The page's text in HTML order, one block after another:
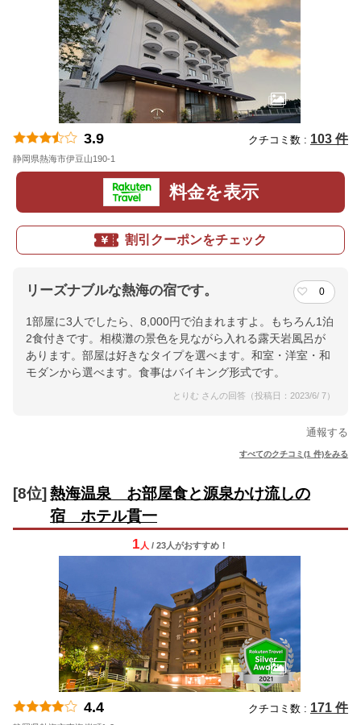
3.9 クチコミ数 : 103 件
静岡県熱海市伊豆山190-1
料金を表示
割引クーポンをチェック
リーズナブルな熱海の宿です。 0
1部屋に3人でしたら、8,000円で泊まれますよ。もちろん1泊
2食付きです。相模灘の景色を見ながら入れる露天岩風呂が
あります。部屋は好きなタイプを選べます。和室・洋室・和
モダンから選べます。食事はバイキング形式です。
とりむ さんの回答（投稿日：2023/6/ 7）
通報する
すべてのクチコミ(1 件)をみる
[8位] 熱海温泉 お部屋食と源泉かけ流しの
宿 ホテル貫一
1 人 / 23人がおすすめ！
4.4 クチコミ数 : 171 件